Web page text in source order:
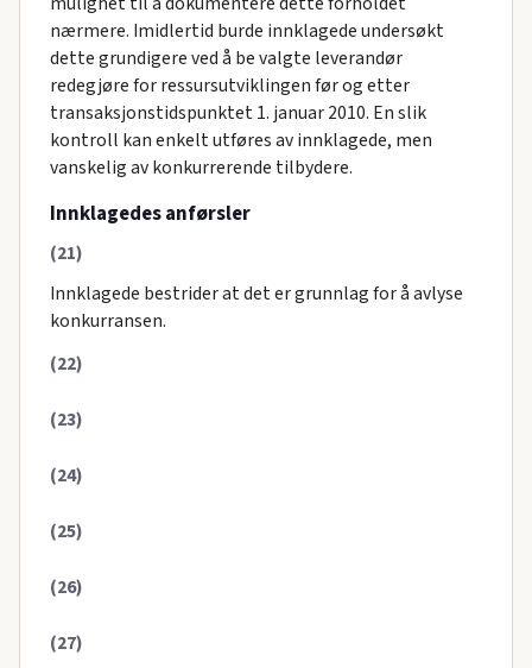
nærmere. Imidlertid burde innklagede undersøkt
dette grundigere ved å be valgte leverandør
redegjøre for ressursutviklingen før og etter
transaksjonstidspunktet 1. januar 2010. En slik
kontroll kan enkelt utføres av innklagede, men
vanskelig av konkurrerende tilbydere.
Innklagedes anførsler
(21)
Innklagede bestrider at det er grunnlag for å avlyse
konkurransen.
(22)
(23)
(24)
(25)
(26)
(27)